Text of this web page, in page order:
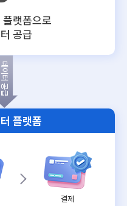
랫폼으로
공급
데이터 공급
플랫폼
결제